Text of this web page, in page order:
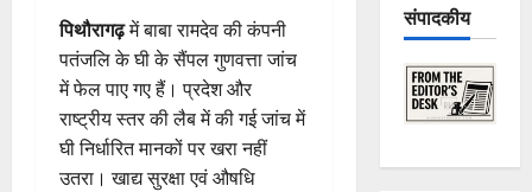
पिथौरागढ़में बाबा रामदेव की कंपनी
पतंजलि के घी के सैंपल गुणवत्ता जांच
में फेल पाए गए हैं। प्रदेश और
राष्ट्रीय स्तर की लैब में की गई जांच में
घी निर्धारित मानकों पर खरा नहीं
उतरा। खाद्य सुरक्षा एवं औषधि
संपादकीय